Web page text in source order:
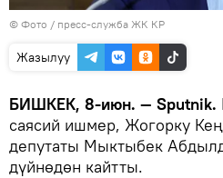
© Фото / пресс-служба ЖК КР
Жазылуу
БИШКЕК, 8-июн. — Sputnik.
саясий ишмер, Жогорку
депутаты Мыктыбек
дүйнөдөн кайтты.